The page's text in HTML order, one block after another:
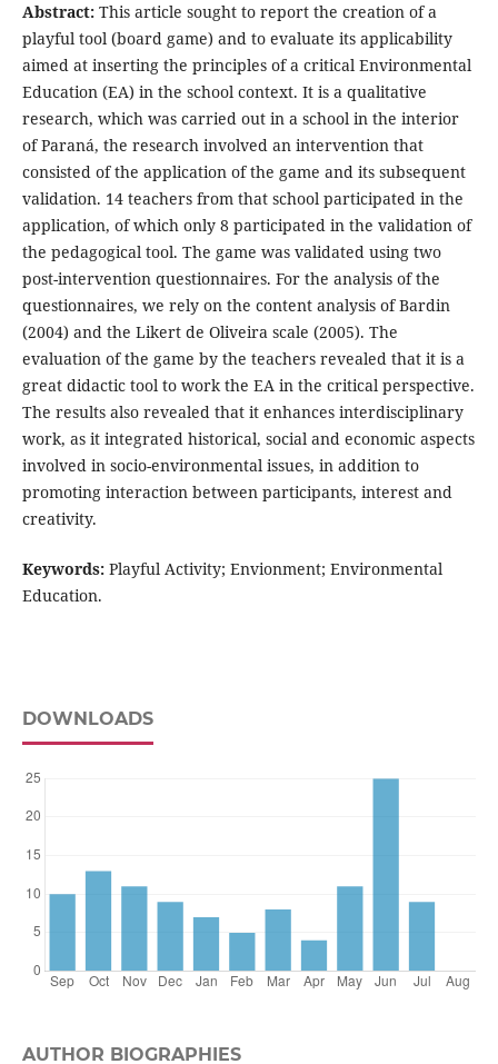
Abstract:This article sought to report the creation of a
playful tool (board game) and to evaluate its applicability
aimed at inserting the principles of a critical Environmental
Education (EA) in the school context. It is a qualitative
research, which was carried out in a school in the interior
of Paraná, the research involved an intervention that
consisted of the application of the game and its subsequent
validation. 14 teachers from that school participated in the
application, of which only 8 participated in the validation of
the pedagogical tool. The game was validated using two
post-intervention questionnaires. For the analysis of the
questionnaires, we rely on the content analysis of Bardin
(2004) and the Likert de Oliveira scale (2005). The
evaluation of the game by the teachers revealed that it is a
great didactic tool to work the EA in the critical perspective.
The results also revealed that it enhances interdisciplinary
work, as it integrated historical, social and economic aspects
involved in socio-environmental issues, in addition to
promoting interaction between participants, interest and
creativity.
Keywords: Playful Activity; Envionment; Environmental
Education.
DOWNLOADS
AUTHOR BIOGRAPHIES